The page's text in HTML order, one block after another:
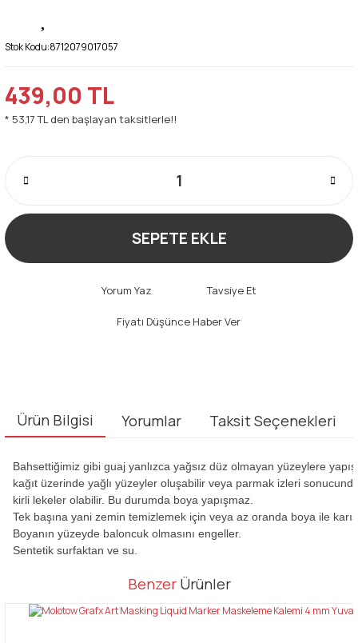
Stok Kodu:8712079017057
439,00 TL
* 53,17 TL den başlayan taksitlerle!!
SEPETE EKLE
Yorum Yaz Tavsiye Et
Fiyatı Düşünce Haber Ver
Ürün Bilgisi Yorumlar Taksit Seçenekleri
Bahsettiğimiz gibi guaj yanlızca yağsız düz olmayan yüzeylere
kağıt üzerinde yağlı yüzeyler oluşabilir veya parmak izleri sonucunda
kirli lekeler olabilir. Bu durumda boya yapışmaz.
Tek başına yani zemin temizlemek için veya az oranda boya ile
Boyanın yüzeyde baloncuk olmasını engeller.
Sentetik surfaktan ve su.
Bu ürüne ilk yorumu siz yapın!
Bu ürünün fiyat bilgisi, resim, ürün açıklamalarında ve diğer
tarafımıza iletebilirsiniz.
Benzer Ürünler